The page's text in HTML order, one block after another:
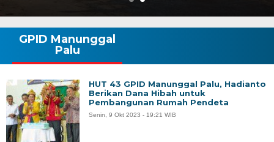
GPID Manunggal
Palu
HUT 43 GPID Manunggal Palu, Hadianto
Berikan Dana Hibah untuk
Pembangunan Rumah Pendeta
Senin, 9 Okt 2023 - 19:21 WIB